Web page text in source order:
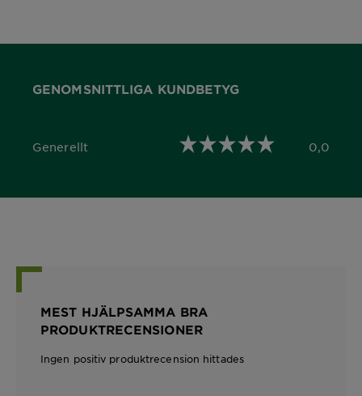
GENOMSNITTLIGA KUNDBETYG
Generellt
0,0 out of 5 stars 0,0
MEST HJÄLPSAMMA BRA
PRODUKTRECENSIONER
Ingen positiv produktrecension hittades